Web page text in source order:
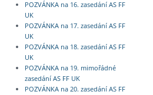
POZVÁNKA na 16. zasedání AS FF
UK
POZVÁNKA na 17. zasedání AS FF
UK
POZVÁNKA na 18. zasedání AS FF
UK
POZVÁNKA na 19. mimořádné
zasedání AS FF UK
POZVÁNKA na 20. zasedání AS FF